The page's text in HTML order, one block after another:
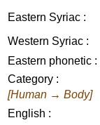
Eastern Syriac :
Western Syriac :
Eastern phonetic :
Category :
[Human → Body]
English :